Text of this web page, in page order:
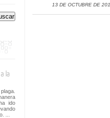
13 DE OCTUBRE DE
la
ido
...